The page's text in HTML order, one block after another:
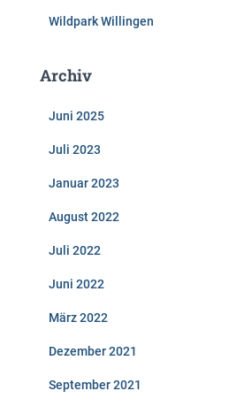
Wildpark Willingen
Archiv
Juni 2025
Juli 2023
Januar 2023
August 2022
Juli 2022
Juni 2022
März 2022
Dezember 2021
September 2021